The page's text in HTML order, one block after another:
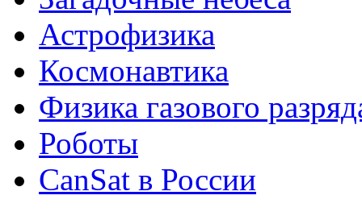
Астрофизика
Космонавтика
Физика газового
Роботы
CanSat в России